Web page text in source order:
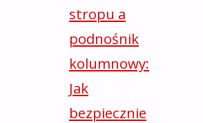
stropu a
podnośnik
kolumnowy:
Jak
bezpiecznie